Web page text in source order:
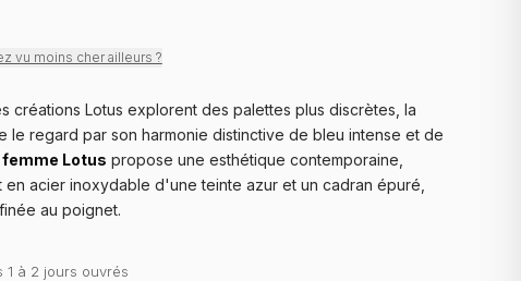
vu moins cher ailleurs ?
créations Lotus explorent des palettes plus discrètes, la
le regard par son harmonie distinctive de bleu intense et de
Lotus propose une esthétique contemporaine,
acier inoxydable d'une teinte azur et un cadran épuré,
au poignet.
à 2 jours ouvrés